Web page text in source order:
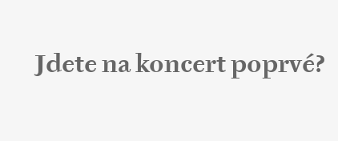
Jdete na koncert poprvé?